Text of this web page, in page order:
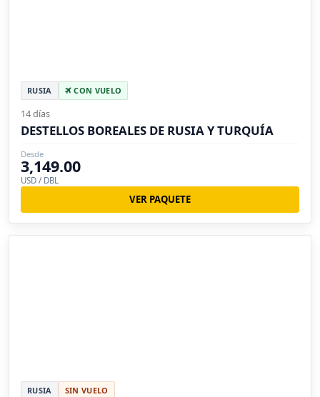
RUSIA CON VUELO
14 días
DESTELLOS BOREALES DE RUSIA Y TURQUÍA
Desde
3,149.00
USD / DBL
VER PAQUETE
RUSIA SIN VUELO